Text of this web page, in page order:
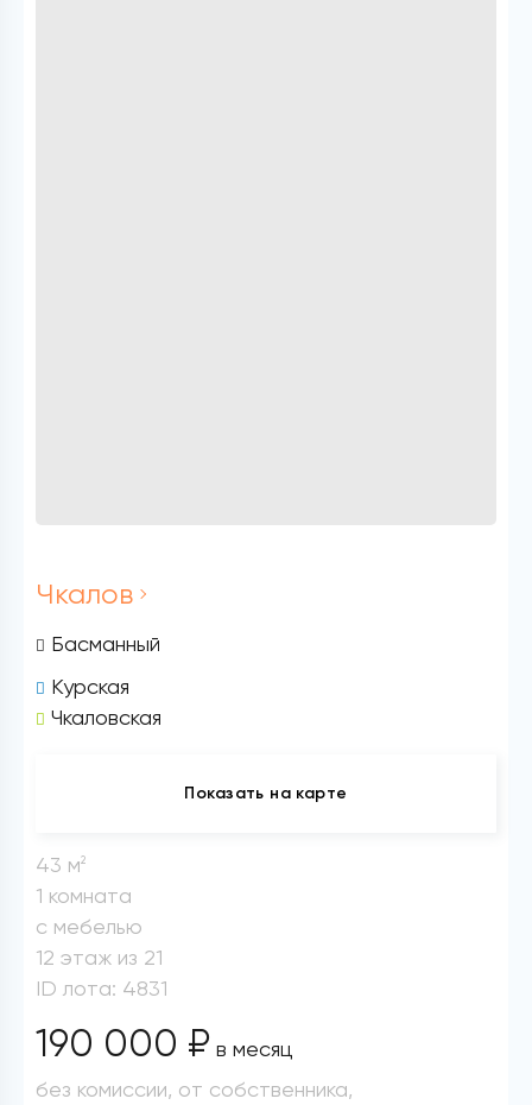
Чкалов
Басманный
Курская
Чкаловская
Показать на карте
43 м2
1 комната
с мебелью
12 этаж из 21
ID лота: 4831
190 000 ₽ в месяц
без комиссии, от собственника,